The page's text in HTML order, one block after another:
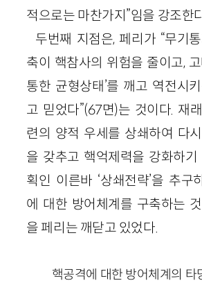
적으로는 마찬가지”임을 강조한
두번째 지점은, 페리가 “무기
축이 핵참사의 위험을 줄이고,
통한 균형상태’를 깨고 역전시
고 믿었다”(67면)는 것이다. 재
련의 양적 우세를 상쇄하여 다
을 갖추고 핵억제력을 강화하
획인 이른바 ‘상쇄전략’을 추구
에 대한 방어체계를 구축하는
을 페리는 깨닫고 있었다.
핵공격에 대한 방어체계의 타